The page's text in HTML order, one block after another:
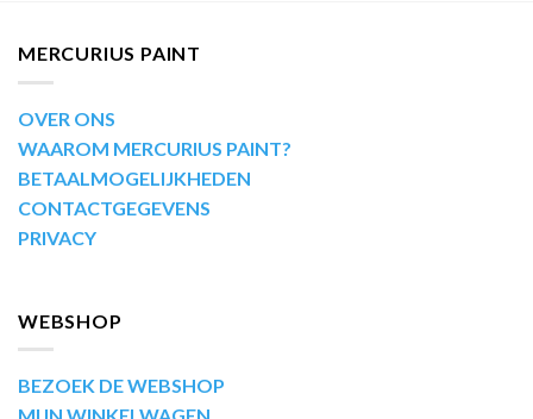
MERCURIUS PAINT
OVER ONS
WAAROM MERCURIUS PAINT?
BETAALMOGELIJKHEDEN
CONTACTGEGEVENS
PRIVACY
WEBSHOP
BEZOEK DE WEBSHOP